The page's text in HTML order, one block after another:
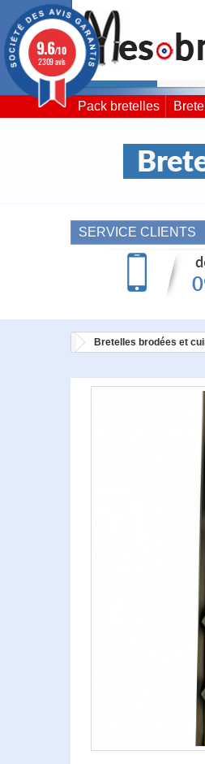
Pack bretelles
SERVICE CLIENTS
Bretelles brodées et
9.6/10
2309 avis